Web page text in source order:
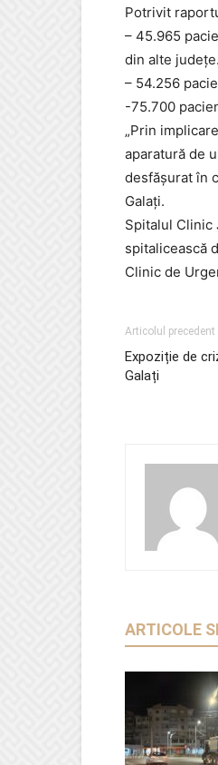
Potrivit
– 45.965
din alte județe.
– 54.256
-75.700
„Prin
aparatură de
desfăşurat în
Galați.
Spitalul Clinic
spitalicească
Clinic de
Articolul precedent
Expoziție de
Galați
ARTICOLE